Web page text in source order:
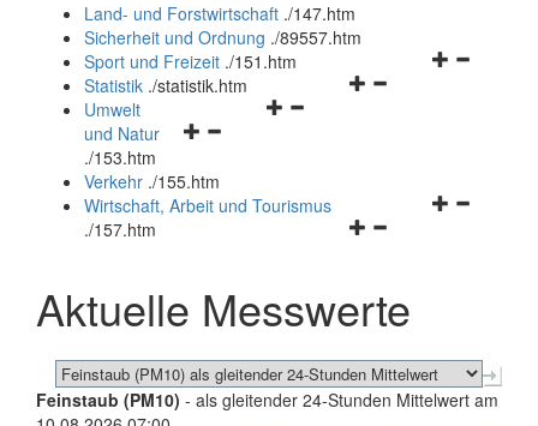
und
schließen
Land- und Forstwirtschaft ./147.htm
Sicherheit und Ordnung ./89557.htm
Navigationsmenü
Sport und Freizeit ./151.htm
Navigationsmenü
Statistik ./statistik.htm
Navigationsmenü
und
schließen
Umwelt
und Natur
./153.htm
Verkehr ./155.htm
Navigationsmenü
schließen
Wirtschaft, Arbeit und Tourismus
./157.htm
Aktuelle Messwerte
Feinstaub (PM10) - als gleitender 24-Stunden Mittelwert am